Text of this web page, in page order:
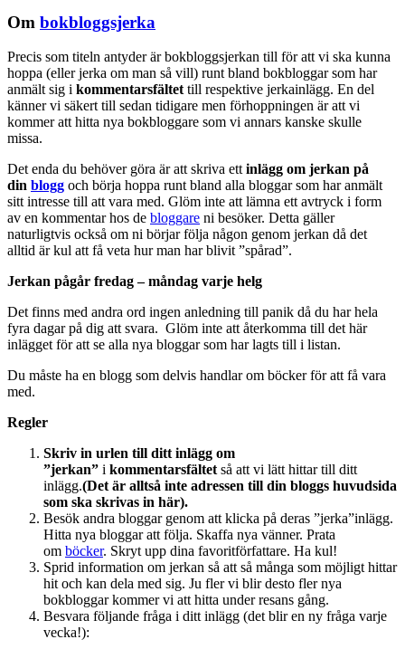
Om bokbloggsjerka
Precis som titeln antyder är bokbloggsjerkan till för att vi ska kunna
hoppa (eller jerka om man så vill) runt bland bokbloggar som har
anmält sig i kommentarsfältet till respektive jerkainlägg. En del
känner vi säkert till sedan tidigare men förhoppningen är att vi
kommer att hitta nya bokbloggare som vi annars kanske skulle
missa.
Det enda du behöver göra är att skriva ett inlägg om jerkan på
din blogg och börja hoppa runt bland alla bloggar som har anmält
sitt intresse till att vara med. Glöm inte att lämna ett avtryck i form
av en kommentar hos de bloggare ni besöker. Detta gäller
naturligtvis också om ni börjar följa någon genom jerkan då det
alltid är kul att få veta hur man har blivit ”spårad”.
Jerkan pågår fredag – måndag varje helg
Det finns med andra ord ingen anledning till panik då du har hela
fyra dagar på dig att svara. Glöm inte att återkomma till det här
inlägget för att se alla nya bloggar som har lagts till i listan.
Du måste ha en blogg som delvis handlar om böcker för att få vara
med.
Regler
Skriv in urlen till ditt inlägg om
”jerkan” i kommentarsfältet så att vi lätt hittar till ditt
inlägg.(Det är alltså inte adressen till din bloggs huvudsida
som ska skrivas in här).
Besök andra bloggar genom att klicka på deras ”jerka”inlägg.
Hitta nya bloggar att följa. Skaffa nya vänner. Prata
om böcker. Skryt upp dina favoritförfattare. Ha kul!
Sprid information om jerkan så att så många som möjligt hittar
hit och kan dela med sig. Ju fler vi blir desto fler nya
bokbloggar kommer vi att hitta under resans gång.
Besvara följande fråga i ditt inlägg (det blir en ny fråga varje
vecka!):